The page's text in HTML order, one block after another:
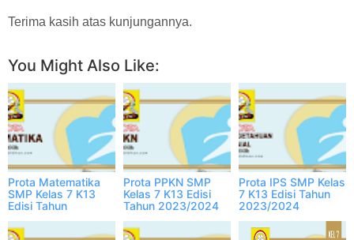
Terima kasih atas kunjungannya.
You Might Also Like:
Prota Matematika
SMP Kelas 7 K13
Edisi Tahun
Prota PPKN SMP
Kelas 7 K13 Edisi
Tahun 2023/2024
Prota IPS SMP Kelas
7 K13 Edisi Tahun
2023/2024